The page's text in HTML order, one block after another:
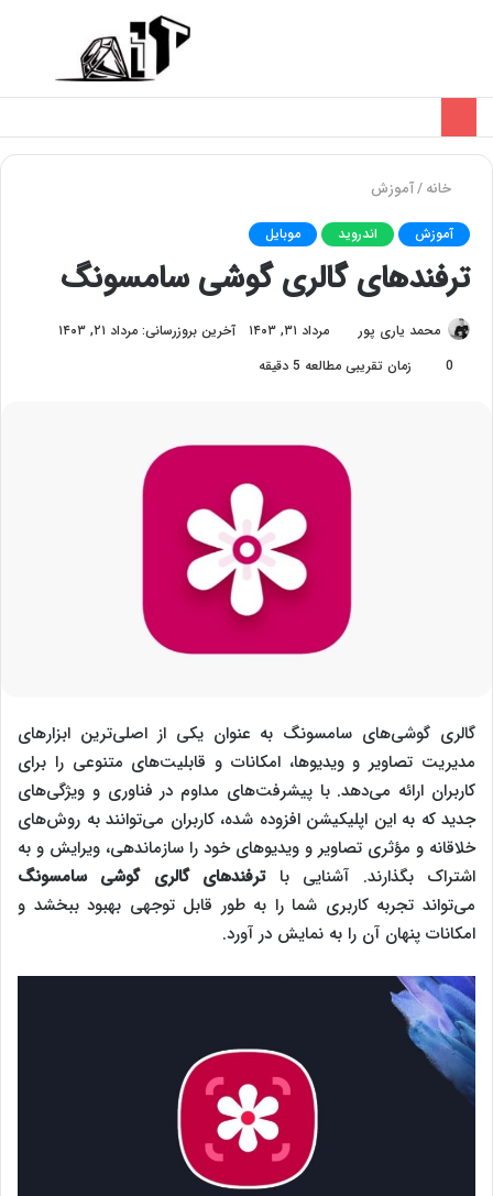
خانه/آموزش
آموزش اندروید موبایل
ترفندهای گالری گوشی سامسونگ
محمد یاری پور مرداد ۳۱, ۱۴۰۳
آخرین بروزرسانی: مرداد ۲۱, ۱۴۰۳
0
زمان تقریبی مطالعه 5 دقیقه
گالری گوشی‌های سامسونگ به عنوان یکی از اصلی‌ترین ابزارهای
مدیریت تصاویر و ویدیوها، امکانات و قابلیت‌های متنوعی را برای
کاربران ارائه می‌دهد. با پیشرفت‌های مداوم در فناوری و ویژگی‌های
جدید که به این اپلیکیشن افزوده شده، کاربران می‌توانند به روش‌های
خلاقانه و مؤثری تصاویر و ویدیوهای خود را سازماندهی، ویرایش و به
اشتراک بگذارند. آشنایی باترفندهای گالری گوشی سامسونگ
می‌تواند تجربه کاربری شما را به طور قابل توجهی بهبود ببخشد و
امکانات پنهان آن را به نمایش در آورد.